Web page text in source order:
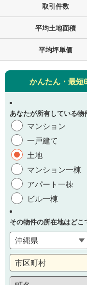
取引件数
平均土地面積
平均坪単価
かんたん・最短
あなたが所有している物
マンション
一戸建て
土地
マンション一棟
アパート一棟
ビル一棟
その物件の所在地はどこ